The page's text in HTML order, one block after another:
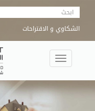
Skip to main content
Search form
الشكاوي و الاقتراحات
Toggle
navigation